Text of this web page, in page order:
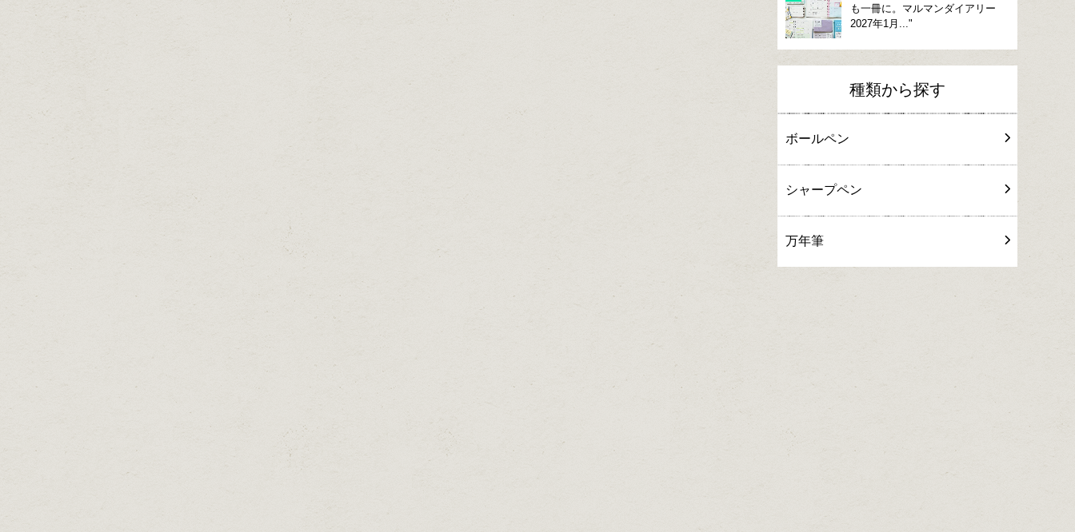
も一冊に。マルマンダイアリー
2027年1月..."
種類から探す
ボールペン
シャープペン
万年筆